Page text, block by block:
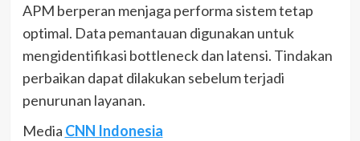
APM berperan menjaga performa sistem tetap
optimal. Data pemantauan digunakan untuk
mengidentifikasi bottleneck dan latensi. Tindakan
perbaikan dapat dilakukan sebelum terjadi
penurunan layanan.
Media CNN Indonesia